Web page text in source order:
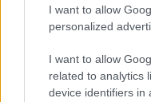
I want to allow
personalized
I want to allow
related to analytics
device identifiers in
Parc Fermé
MotoGP: Bezzecchi
körrekordon